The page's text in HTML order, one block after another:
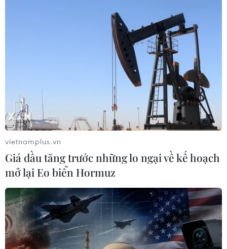
Năm xu thế sử dụng năng lượng tác động
đến tương lai khí hậu
IEA dự báo rằng các chính sách năng lượng mà các
quốc gia đang triển khai có thể là nguyên nhân khiến
lượng khí thải nhà kính toàn cầu tiếp tục gia tăng trong
20 năm tới.
vietnamplus.vn
Giá dầu tăng trước những lo ngại về kế hoạch
mở lại Eo biển Hormuz